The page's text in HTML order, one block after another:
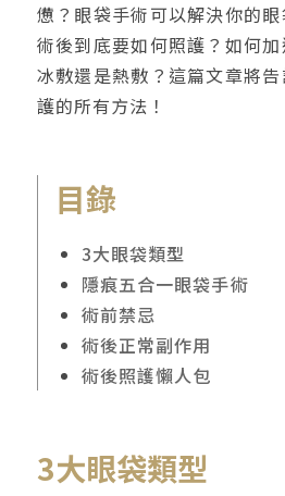
憊？眼袋手術可以解決你的
術後到底要如何照護？如何
冰敷還是熱敷？這篇文章將
護的所有方法！
目錄
3大眼袋類型
隱痕五合一眼袋手術
術前禁忌
術後正常副作用
術後照護懶人包
3大眼袋類型